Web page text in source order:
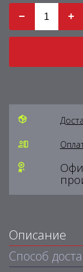
− +
Описание
Способ